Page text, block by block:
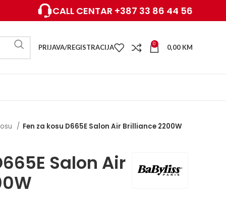
CALL CENTAR +387 33 86 44 56
PRIJAVA/REGISTRACIJA 0 0,00 KM
Fen za kosu D665E Salon Air Brilliance 2200W
Salon Air